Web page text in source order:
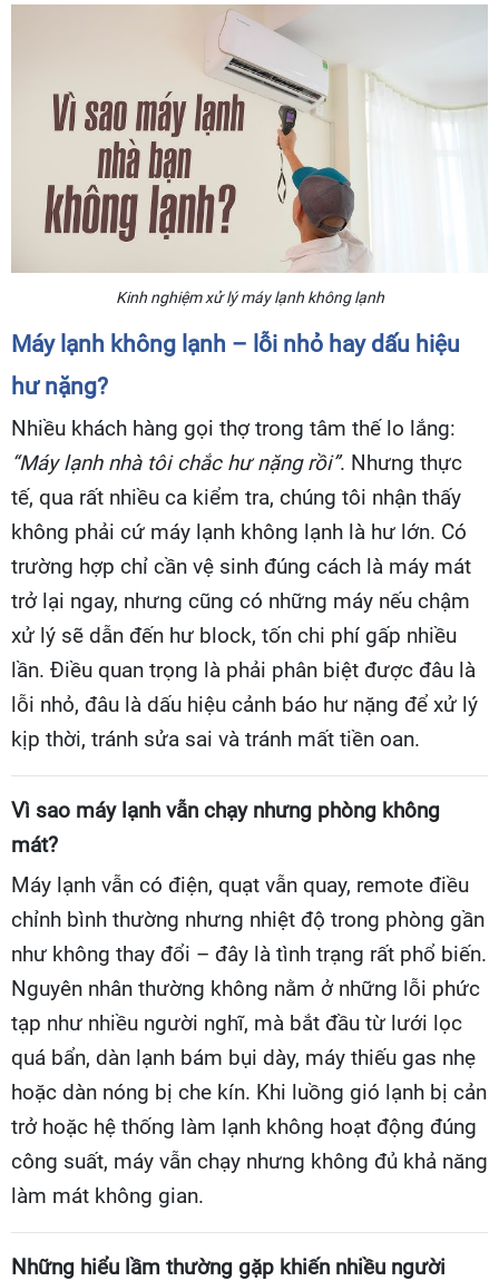
Kinh nghiệm xử lý máy lạnh không lạnh
Máy lạnh không lạnh – lỗi nhỏ hay dấu hiệu
hư nặng?
Nhiều khách hàng gọi thợ trong tâm thế lo lắng:
“Máy lạnh nhà tôi chắc hư nặng rồi”. Nhưng thực
tế, qua rất nhiều ca kiểm tra, chúng tôi nhận thấy
không phải cứ máy lạnh không lạnh là hư lớn. Có
trường hợp chỉ cần vệ sinh đúng cách là máy mát
trở lại ngay, nhưng cũng có những máy nếu chậm
xử lý sẽ dẫn đến hư block, tốn chi phí gấp nhiều
lần. Điều quan trọng là phải phân biệt được đâu là
lỗi nhỏ, đâu là dấu hiệu cảnh báo hư nặng để xử lý
kịp thời, tránh sửa sai và tránh mất tiền oan.
Vì sao máy lạnh vẫn chạy nhưng phòng không
mát?
Máy lạnh vẫn có điện, quạt vẫn quay, remote điều
chỉnh bình thường nhưng nhiệt độ trong phòng gần
như không thay đổi – đây là tình trạng rất phổ biến.
Nguyên nhân thường không nằm ở những lỗi phức
tạp như nhiều người nghĩ, mà bắt đầu từ lưới lọc
quá bẩn, dàn lạnh bám bụi dày, máy thiếu gas nhẹ
hoặc dàn nóng bị che kín. Khi luồng gió lạnh bị cản
trở hoặc hệ thống làm lạnh không hoạt động đúng
công suất, máy vẫn chạy nhưng không đủ khả năng
làm mát không gian.
Những hiểu lầm thường gặp khiến nhiều người